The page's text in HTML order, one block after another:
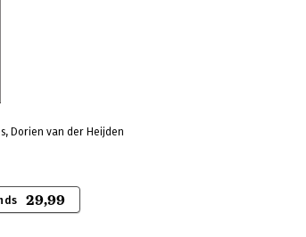
Dorien van der Heijden
29,99